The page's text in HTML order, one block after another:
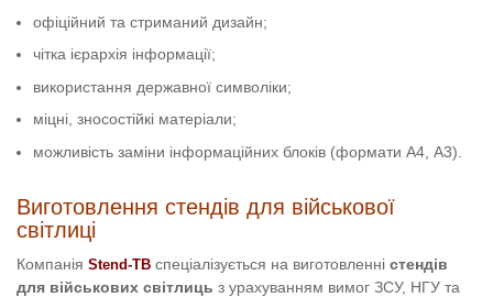
офіційний та стриманий дизайн;
чітка ієрархія інформації;
використання державної символіки;
міцні, зносостійкі матеріали;
можливість заміни інформаційних блоків (формати А4, А3).
Виготовлення стендів для військової
світлиці
Компанія Stend-TB спеціалізується на виготовленні стендів
для військових світлиць з урахуванням вимог ЗСУ, НГУ та